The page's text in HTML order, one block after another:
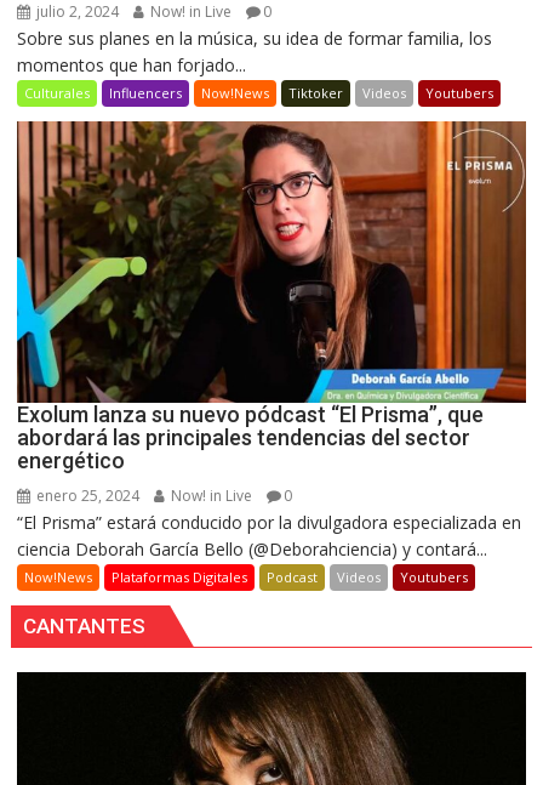
julio 2, 2024 Now! in Live 0
Sobre sus planes en la música, su idea de formar familia, los
momentos que han forjado...
Culturales Influencers Now!News Tiktoker Videos Youtubers
Exolum lanza su nuevo pódcast “El Prisma”, que
abordará las principales tendencias del sector
energético
enero 25, 2024 Now! in Live 0
“El Prisma” estará conducido por la divulgadora especializada en
ciencia Deborah García Bello (@Deborahciencia) y contará...
Now!News Plataformas Digitales Podcast Videos Youtubers
CANTANTES